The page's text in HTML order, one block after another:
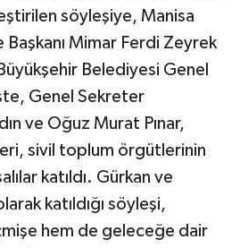
söyleşiye, Manisa
Başkanı Mimar Ferdi Zeyrek
Belediyesi Genel
Genel Sekreter
ve Oğuz Murat Pınar,
sivil toplum örgütlerinin
katıldı. Gürkan ve
katıldığı söyleşi,
hem de geleceğe dair